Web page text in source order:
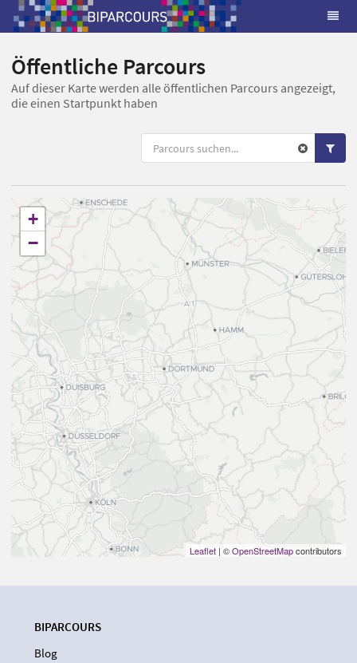
Öffentliche Parcours
Auf dieser Karte werden alle öffentlichen Parcours angezeigt,
die einen Startpunkt haben
+
−
Leaflet | ©OpenStreetMapcontributors
BIPARCOURS
Blog